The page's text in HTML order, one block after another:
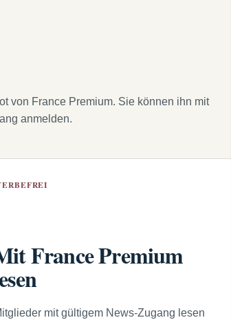
von France Premium. Sie können ihn mit
anmelden.
France Premium
mit gültigem News-Zugang lesen